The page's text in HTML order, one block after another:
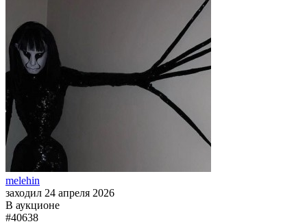
melehin
заходил 24 апреля 2026
В аукционе
#40638